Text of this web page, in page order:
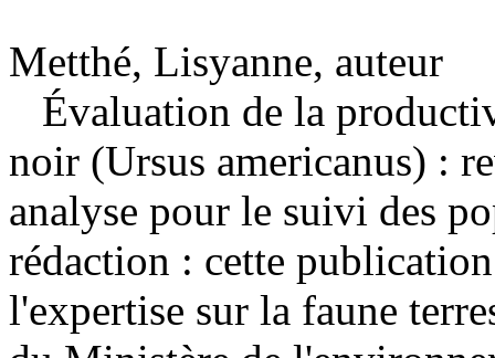
Metthé, Lisyanne, auteur
Évaluation de la
noir (Ursus americanus) :
analyse pour le suivi des
rédaction : cette
l'expertise sur la faune